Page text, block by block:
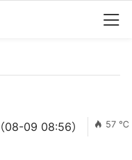
08-09 08:56） 57 ℃